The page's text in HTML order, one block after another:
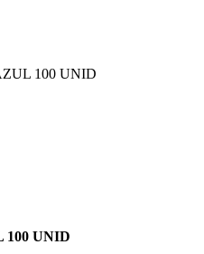
100 UNID
100 UNID